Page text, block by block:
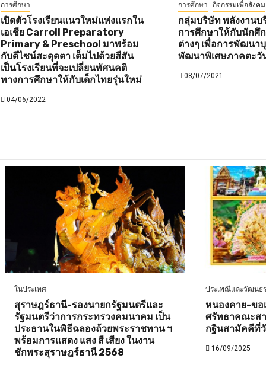
การศึกษา
เปิดตัวโรงเรียนแนวใหม่แห่งแรกใน
เอเชีย Carroll Preparatory
Primary & Preschool มาพร้อม
กับดีไซน์สะดุดตา เต็มไปด้วยสีสัน
เป็นโรงเรียนที่จะเปลี่ยนทัศนคติ
ทางการศึกษาให้กับเด็กไทยรุ่นใหม่
04/06/2022
การศึกษา กิจกรรมเพื่อสังคม
กลุ่มบริษัท พลังงาน
การศึกษาให้กับนักศึ
ต่างๆ เพื่อการพัฒนา
พัฒนาพิเศษภาคตะวั
08/07/2021
ในประเทศ
สุราษฎร์ธานี-รองนายกรัฐมนตรีและ
รัฐมนตรีว่าการกระทรวงคมนาคม เป็น
ประธานในพิธีฉลองถ้วยพระราชทาน ฯ
พร้อมการแสดง แสง สี เสียง ในงาน
ชักพระสุราษฎร์ธานี 2568
ประเพณีและวัฒนธ
หนองคาย-ข
ศรัทธาคณะส
กฐินสามัคคีที่
16/09/2025